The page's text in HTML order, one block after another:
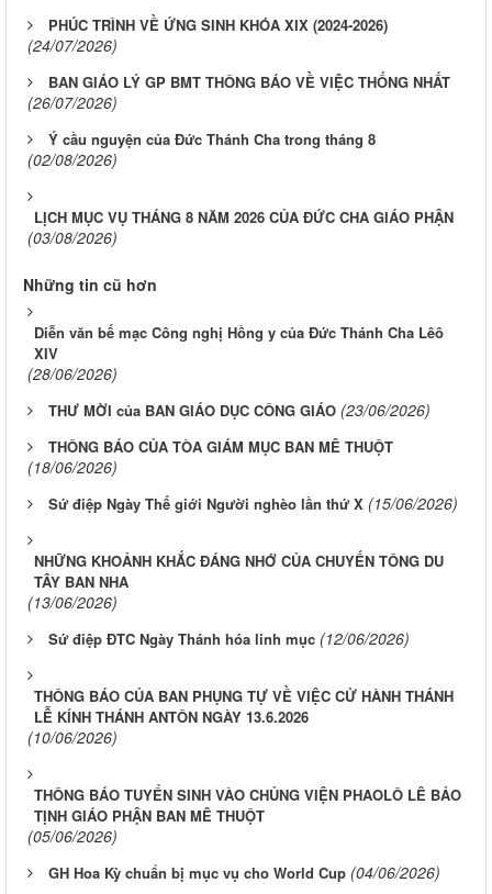
PHÚC TRÌNH VỀ ỨNG SINH KHÓA XIX (2024-2026)
(24/07/2026)
BAN GIÁO LÝ GP BMT THÔNG BÁO VỀ VIỆC THỐNG NHẤT
(26/07/2026)
Ý cầu nguyện của Đức Thánh Cha trong tháng 8
(02/08/2026)
LỊCH MỤC VỤ THÁNG 8 NĂM 2026 CỦA ĐỨC CHA GIÁO PHẬN
(03/08/2026)
Những tin cũ hơn
Diễn văn bế mạc Công nghị Hồng y của Đức Thánh Cha Lêô
XIV
(28/06/2026)
THƯ MỜI của BAN GIÁO DỤC CÔNG GIÁO (23/06/2026)
THÔNG BÁO CỦA TÒA GIÁM MỤC BAN MÊ THUỘT
(18/06/2026)
Sứ điệp Ngày Thế giới Người nghèo lần thứ X (15/06/2026)
NHỮNG KHOẢNH KHẮC ĐÁNG NHỚ CỦA CHUYẾN TÔNG DU
TÂY BAN NHA
(13/06/2026)
Sứ điệp ĐTC Ngày Thánh hóa linh mục (12/06/2026)
THÔNG BÁO CỦA BAN PHỤNG TỰ VỀ VIỆC CỬ HÀNH THÁNH
LỄ KÍNH THÁNH ANTÔN NGÀY 13.6.2026
(10/06/2026)
THÔNG BÁO TUYỂN SINH VÀO CHỦNG VIỆN PHAOLÔ LÊ BẢO
TỊNH GIÁO PHẬN BAN MÊ THUỘT
(05/06/2026)
GH Hoa Kỳ chuẩn bị mục vụ cho World Cup (04/06/2026)